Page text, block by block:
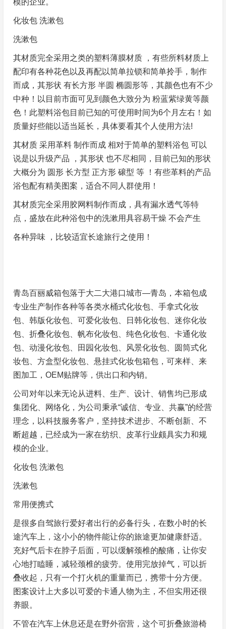
模的企业。
化妆包 洗漱包
洗漱包
其材质完全采用之类的塑料薄膜材质 ，有些所料材质上
配印有各种花色以及再配以简单拉锁和简单拎手，制作
而成，其形状 有长方形 半圆 椭圆形等，其颜色也有不少
中种！以目前市面可见到颜色大致分为 粉蓝紫绿黄等颜
色！此塑料浴包目前已知的可使用时间为6个月左右！如
质量好些能以适当延长，具体要看其个人使用方法!
其材质 采用革料 制作而成 相对于简单的塑料浴包 可以
说是以升级产品 ，其形状 也不尽相同，目前已知的形状
大概分为 圆形 长方型 正方形 磙型 等 ！有些革料的产品
浴包配有精美图案，适合不同人群使用！
其材质完全采用胶网料制作而成，具有漏水透气等特
点，盛放在此种浴包中的洗漱用具容易干燥 不会产生
各种异味 ，比较适宜长途旅行之使用！
青岛百丽威箱包落于大二大港口城市—青岛，本箱包成
专业生产制作各种等各类水桶式化妆包、手拿式化妆
包、韩版化妆包、可爱化妆包、日韩化妆包、迷你化妆
包、折叠化妆包、帆布化妆包、纯色化妆包、卡通化妆
包、动漫化妆包、田园化妆包、风景化妆包、圆筒式化
妆包、方盒型化妆包、悬挂式化妆包箱包，可来样、来
图加工，OEM贴牌等，供出口和内销。
公司对年以来无论从进料、生产、设计、销售均已形成
集团化、网络化，为公司秉承“诚信、专业、共赢”的经营
理念，以科技服务客户，坚持技术进步、不断创新、不
断超越，已经成为一家在纺织、皮革行业颇具实力和规
模的企业。
化妆包 洗漱包
洗漱包
常用便携式
是很多自驾旅行爱好者出行的必备行头，在数小时的长
途汽车上，这小小的物件能让你的旅途更加健康舒适。
充好气后卡在脖子后面，可以缓解颈椎的酸痛，让你安
心地打瞌睡，减轻颈椎的疲劳。使用完放掉气，可以折
叠收起，只有一个打火机的重量而已，携带十分方便。
图案设计上大多以可爱的卡通人物为主，不但实用还很
养眼。
不管在汽车上休息还是在野外宿营，这个可折叠旅游椅